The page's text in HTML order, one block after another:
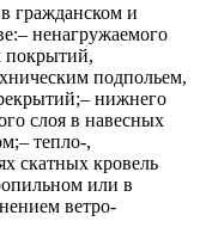
гражданском и
ненагружаемого
покрытий,
подпольем,
нижнего
слоя в навесных
тепло-,
скатных кровель
или в
ветро-